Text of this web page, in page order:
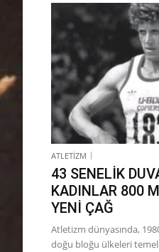
ATLETİZM
43 SENELİK
KADINLAR 800
YENİ ÇAĞ
Atletizm dünyasında,
doğu bloğu ülkeleri